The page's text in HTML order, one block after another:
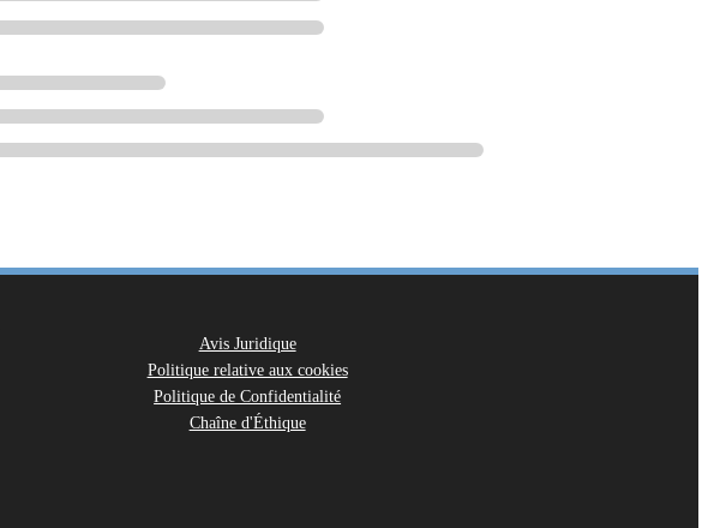
Avis Juridique
Politique relative aux cookies
Politique de Confidentialité
Chaîne d'Éthique